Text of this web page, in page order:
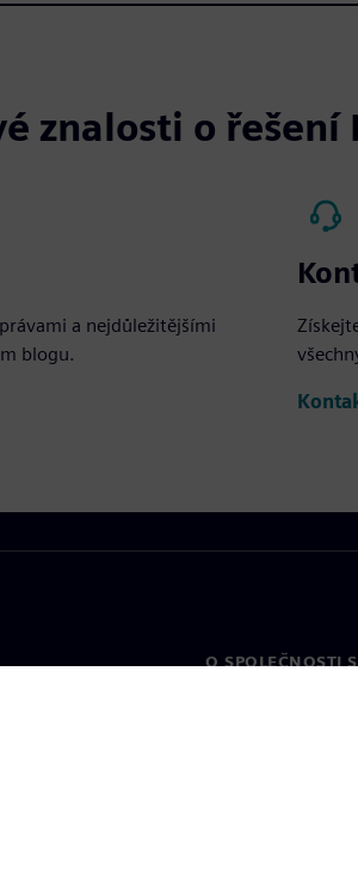
znalosti o řešení
a nejdůležitějšími
blogu.
O SPOLEČNOSTI